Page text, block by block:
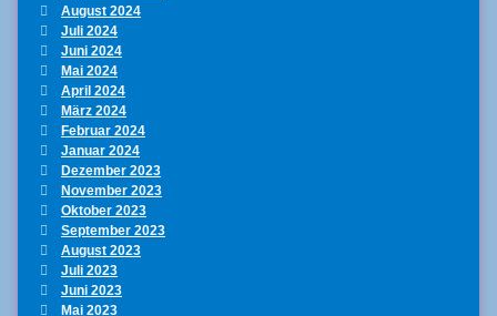
August 2024
Juli 2024
Juni 2024
Mai 2024
April 2024
März 2024
Februar 2024
Januar 2024
Dezember 2023
November 2023
Oktober 2023
September 2023
August 2023
Juli 2023
Juni 2023
Mai 2023